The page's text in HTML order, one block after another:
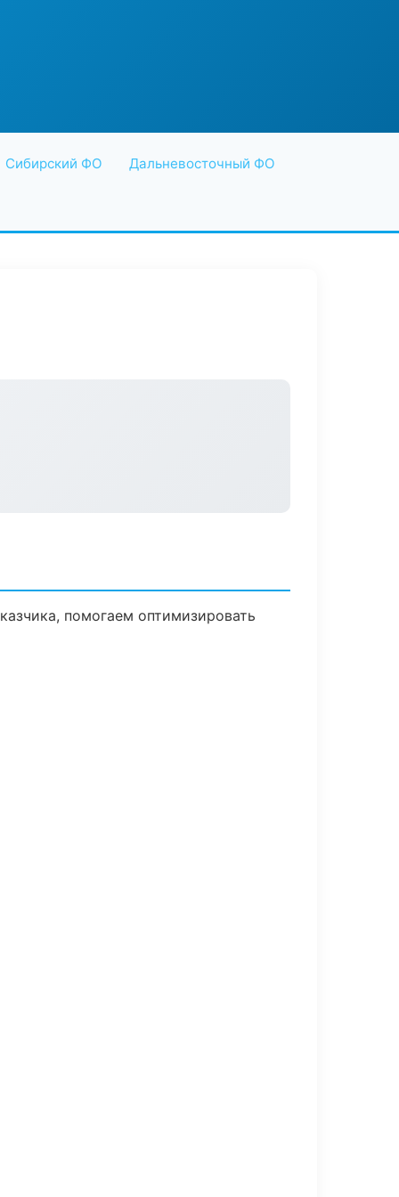
Сибирский ФО Дальневосточный ФО
помогаем оптимизировать